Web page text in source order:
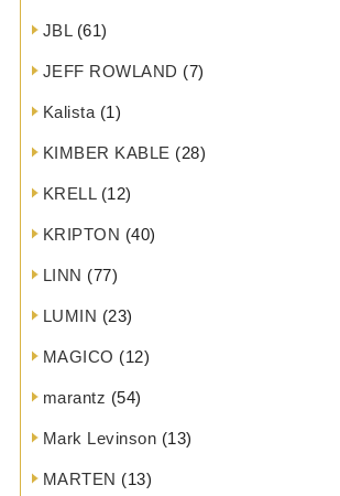
JBL(61)
JEFF ROWLAND (7)
Kalista (1)
KIMBER KABLE (28)
KRELL(12)
KRIPTON (40)
LINN (77)
LUMIN (23)
MAGICO (12)
marantz (54)
Mark Levinson (13)
MARTEN (13)